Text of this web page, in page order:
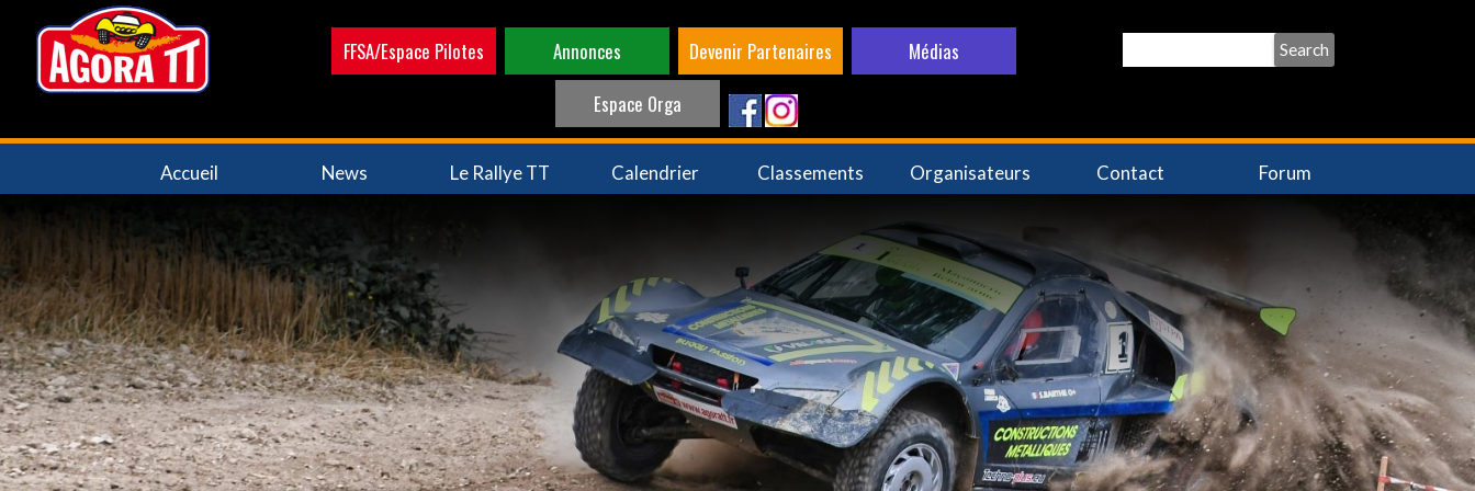
contenu
principal
FFSA/Espace Pilotes Annonces Devenir Partenaires
Médias
Espace Orga
Navigation
principale
Accueil News Le Rallye TT Calendrier Classements Organisateurs Contact Forum